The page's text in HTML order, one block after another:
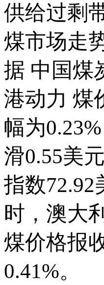
供给过剩
煤市场走
据 中国煤
港动力 煤
幅为
滑0.55美
指数72.92
时，澳大
煤价格报